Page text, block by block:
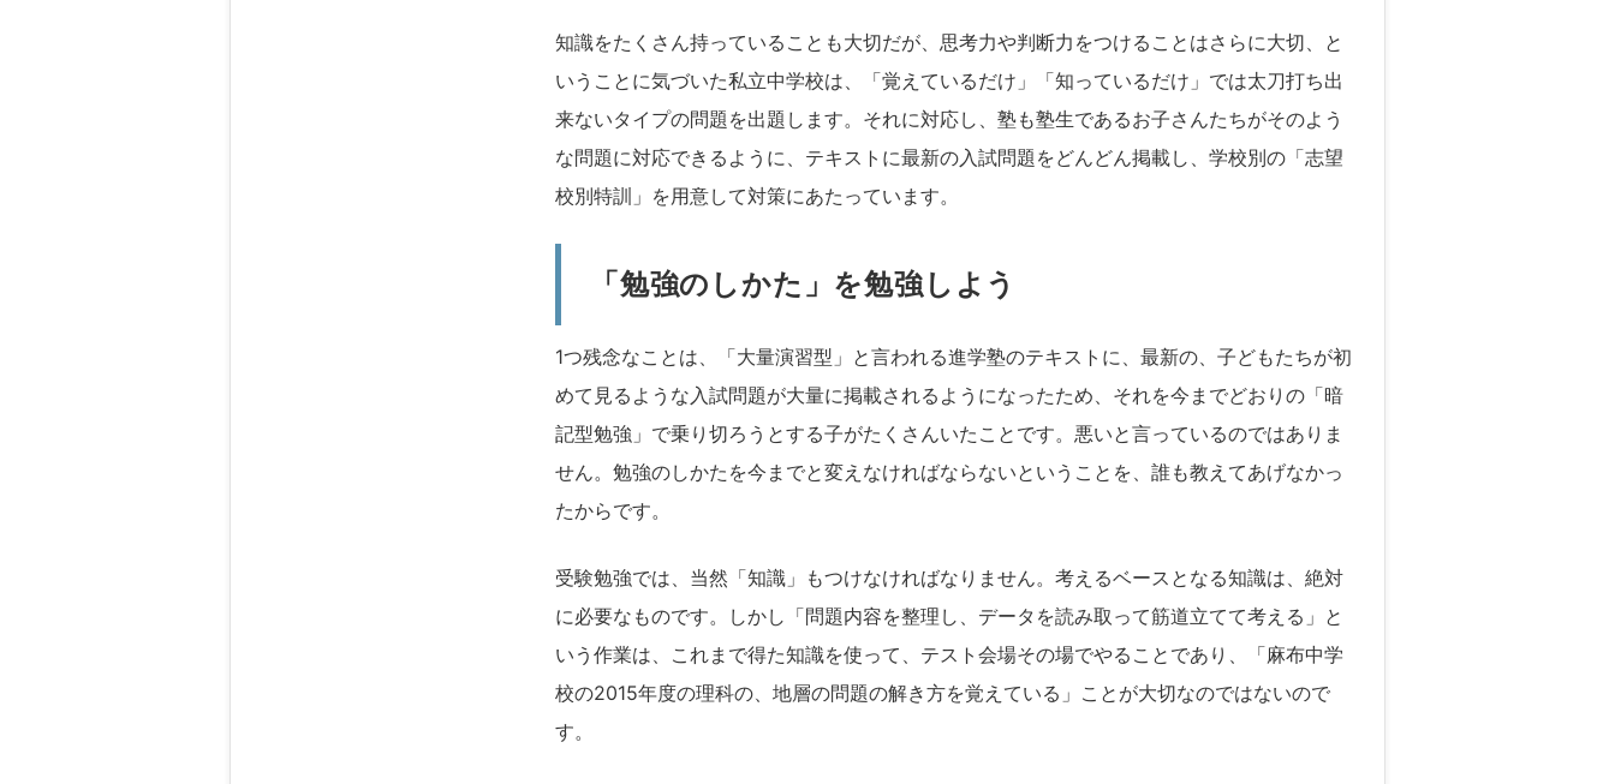
知識をたくさん持っていることも大切だが、思考力や判断力をつけることはさらに大切、と
いうことに気づいた私立中学校は、「覚えているだけ」「知っているだけ」では太刀打ち出
来ないタイプの問題を出題します。それに対応し、塾も塾生であるお子さんたちがそのよう
な問題に対応できるように、テキストに最新の入試問題をどんどん掲載し、学校別の「志望
校別特訓」を用意して対策にあたっています。
「勉強のしかた」を勉強しよう
1つ残念なことは、「大量演習型」と言われる進学塾のテキストに、最新の、子どもたちが初
めて見るような入試問題が大量に掲載されるようになったため、それを今までどおりの「暗
記型勉強」で乗り切ろうとする子がたくさんいたことです。悪いと言っているのではありま
せん。勉強のしかたを今までと変えなければならないということを、誰も教えてあげなかっ
たからです。
受験勉強では、当然「知識」もつけなければなりません。考えるベースとなる知識は、絶対
に必要なものです。しかし「問題内容を整理し、データを読み取って筋道立てて考える」と
いう作業は、これまで得た知識を使って、テスト会場その場でやることであり、「麻布中学
校の2015年度の理科の、地層の問題の解き方を覚えている」ことが大切なのではないので
す。